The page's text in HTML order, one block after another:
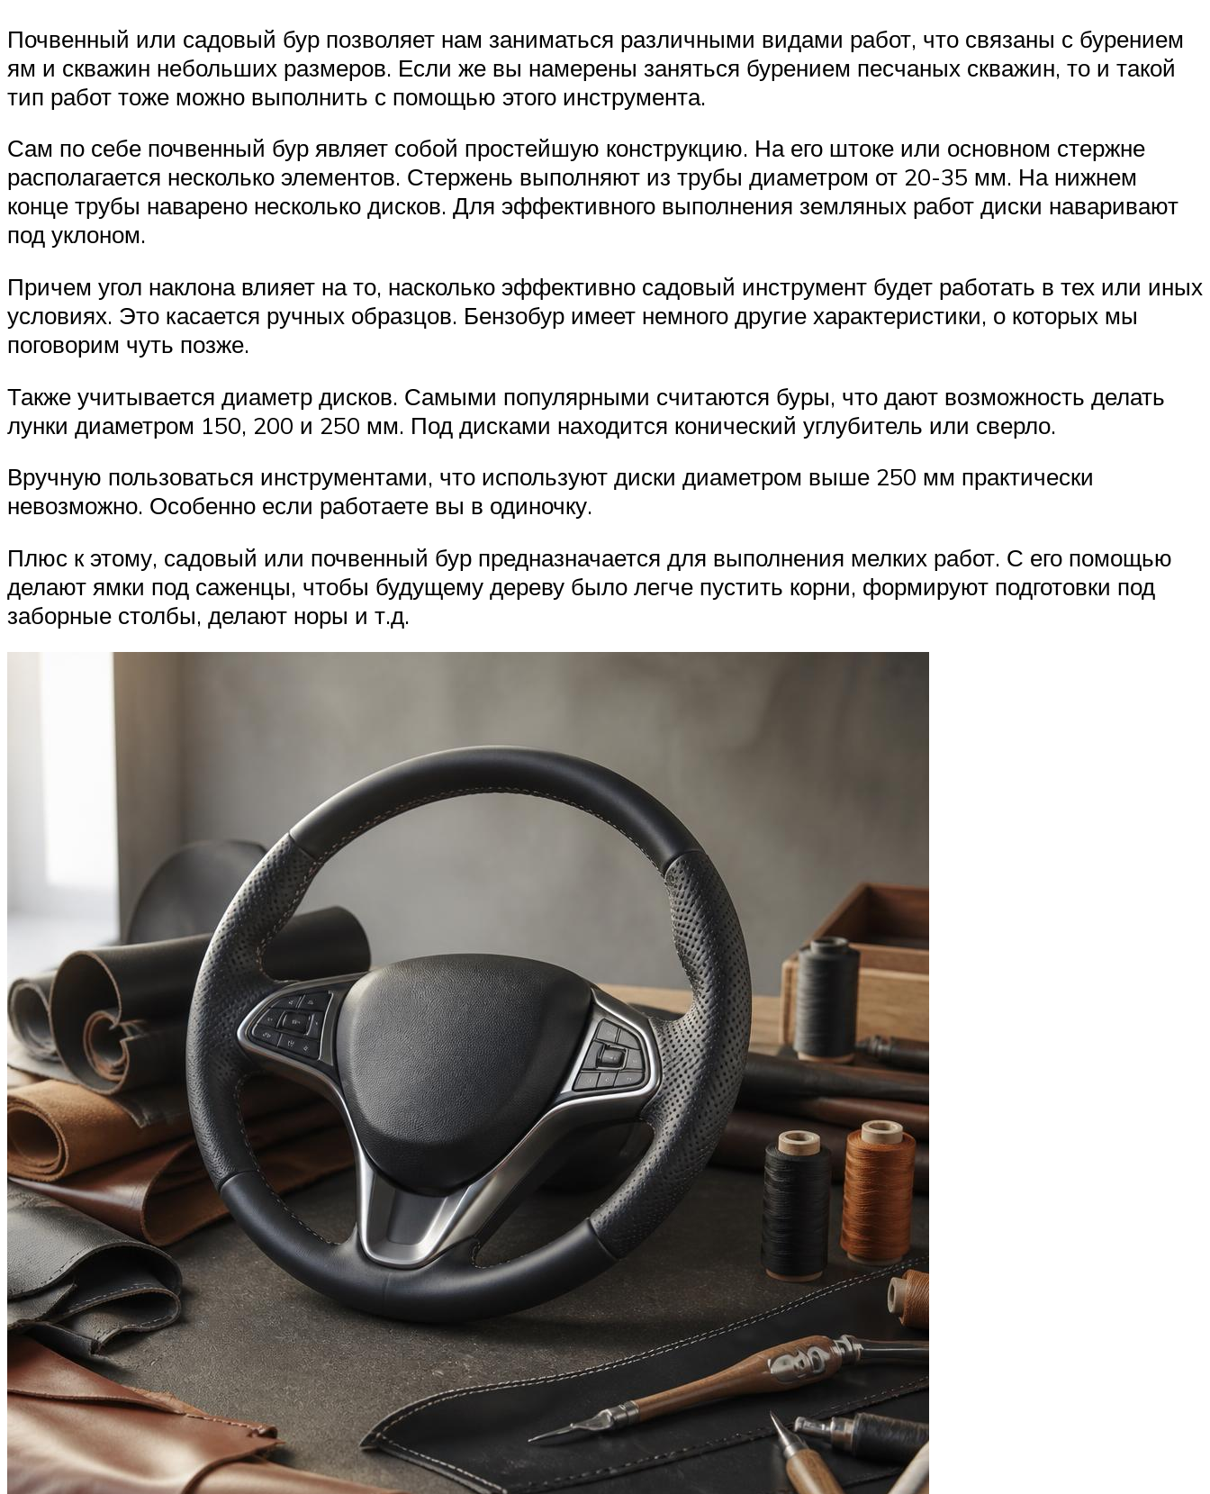
Почвенный или садовый бур позволяет нам заниматься различными видами работ, что связаны с бурением
ям и скважин небольших размеров. Если же вы намерены заняться бурением песчаных скважин, то и такой
тип работ тоже можно выполнить с помощью этого инструмента.
Сам по себе почвенный бур являет собой простейшую конструкцию. На его штоке или основном стержне
располагается несколько элементов. Стержень выполняют из трубы диаметром от 20-35 мм. На нижнем
конце трубы наварено несколько дисков. Для эффективного выполнения земляных работ диски наваривают
под уклоном.
Причем угол наклона влияет на то, насколько эффективно садовый инструмент будет работать в тех или иных
условиях. Это касается ручных образцов. Бензобур имеет немного другие характеристики, о которых мы
поговорим чуть позже.
Также учитывается диаметр дисков. Самыми популярными считаются буры, что дают возможность делать
лунки диаметром 150, 200 и 250 мм. Под дисками находится конический углубитель или сверло.
Вручную пользоваться инструментами, что используют диски диаметром выше 250 мм практически
невозможно. Особенно если работаете вы в одиночку.
Плюс к этому, садовый или почвенный бур предназначается для выполнения мелких работ. С его помощью
делают ямки под саженцы, чтобы будущему дереву было легче пустить корни, формируют подготовки под
заборные столбы, делают норы и т.д.